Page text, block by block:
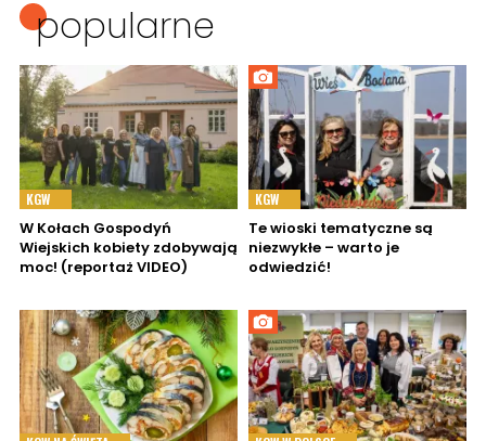
popularne
KGW
W Kołach Gospodyń
Wiejskich kobiety zdobywają
moc! (reportaż VIDEO)
KGW
Te wioski tematyczne są
niezwykłe – warto je
odwiedzić!